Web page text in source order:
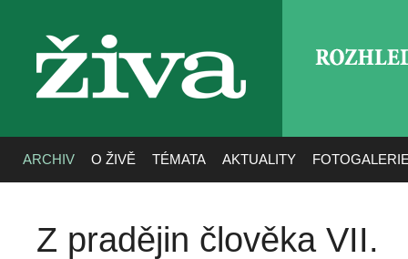
živa
ARCHIV O ŽIVĚ TÉMATA AKTUALITY
Z pradějin člověka VII.